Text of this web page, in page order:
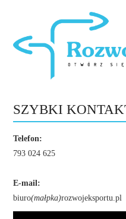
SZYBKI
Telefon:
793 024 625
E-mail:
biuro(małpka)rozwojeksportu.pl